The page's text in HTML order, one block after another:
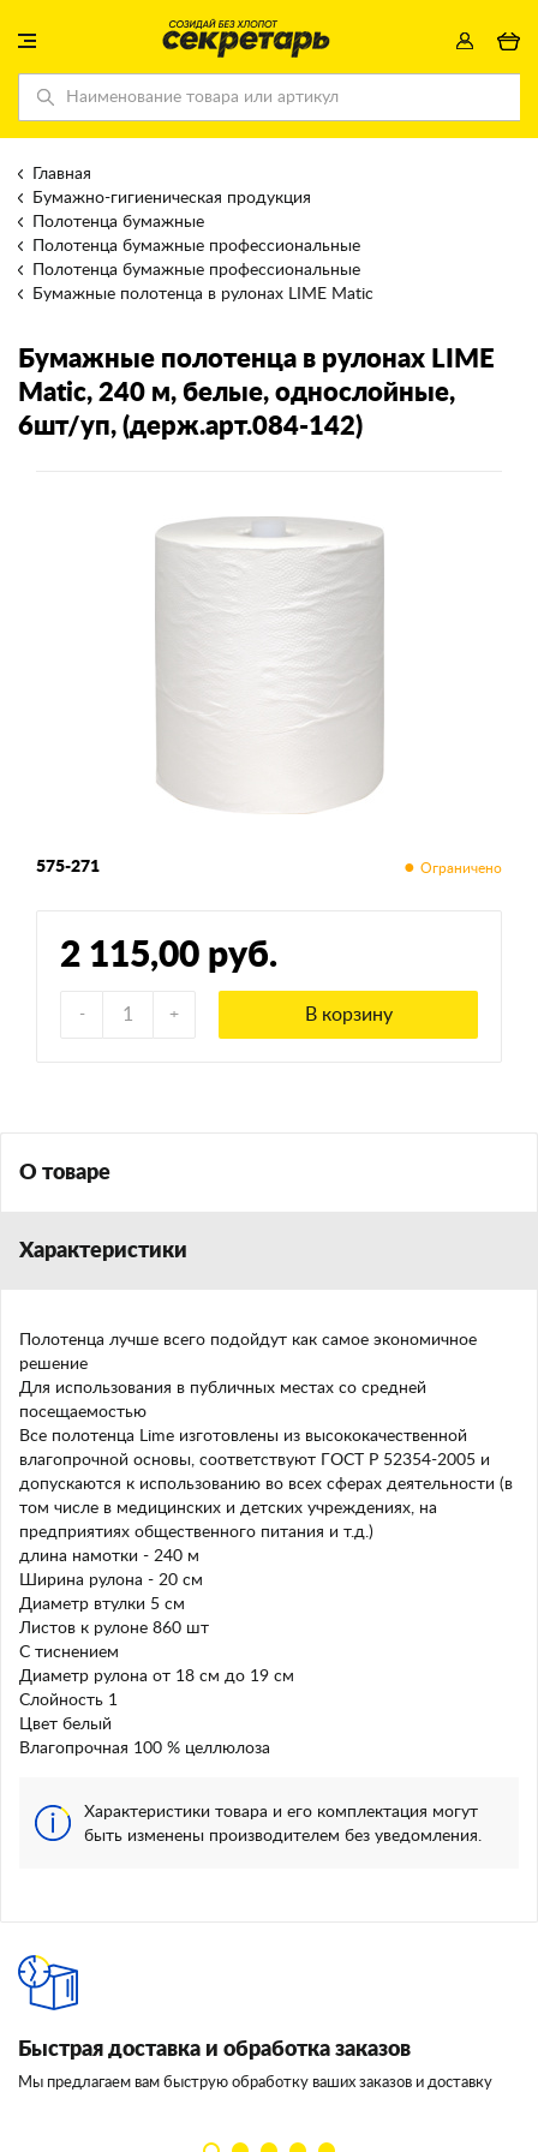
Главная
Бумажно-гигиеническая продукция
Полотенца бумажные
Полотенца бумажные профессиональные
Полотенца бумажные профессиональные
Бумажные полотенца в рулонах LIME Matic
Бумажные полотенца в рулонах LIME
Matic, 240 м, белые, однослойные,
6шт/уп, (держ.арт.084-142)
575-271
2 115,00 руб.
В корзину
О товаре
Характеристики
Полотенца лучше всего подойдут как самое экономичное
решение
Для использования в публичных местах со средней
посещаемостью
Все полотенца Lime изготовлены из высококачественной
влагопрочной основы, соответствуют ГОСТ Р 52354-2005 и
допускаются к использованию во всех сферах деятельности (в
том числе в медицинских и детских учреждениях, на
предприятиях общественного питания и т.д.)
длина намотки - 240 м
Ширина рулона - 20 см
Диаметр втулки 5 см
Листов к рулоне 860 шт
С тиснением
Диаметр рулона от 18 см до 19 см
Слойность 1
Цвет белый
Влагопрочная 100 % целлюлоза
Характеристики товара и его комплектация могут
быть изменены производителем без уведомления.
Быстрая доставка и обработка заказов
Мы предлагаем вам быструю обработку ваших заказов и доставку